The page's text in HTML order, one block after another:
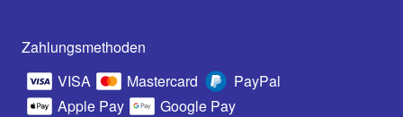
Zahlungsmethoden
VISA
Mastercard
PayPal
Apple Pay
Google Pay